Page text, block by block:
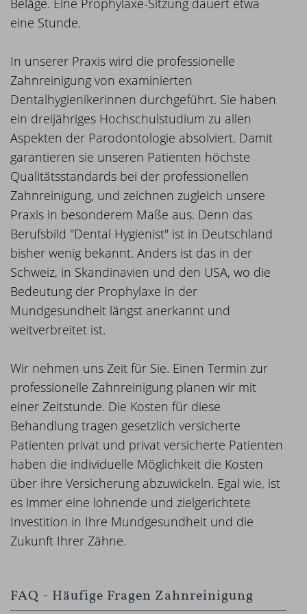
Beläge. Eine Prophylaxe-Sitzung dauert etwa
eine Stunde.
In unserer Praxis wird die professionelle
Zahnreinigung von examinierten
Dentalhygienikerinnen durchgeführt. Sie haben
ein dreijähriges Hochschulstudium zu allen
Aspekten der Parodontologie absolviert. Damit
garantieren sie unseren Patienten höchste
Qualitätsstandards bei der professionellen
Zahnreinigung, und zeichnen zugleich unsere
Praxis in besonderem Maße aus. Denn das
Berufsbild "Dental Hygienist" ist in Deutschland
bisher wenig bekannt. Anders ist das in der
Schweiz, in Skandinavien und den USA, wo die
Bedeutung der Prophylaxe in der
Mundgesundheit längst anerkannt und
weitverbreitet ist.
Wir nehmen uns Zeit für Sie. Einen Termin zur
professionelle Zahnreinigung planen wir mit
einer Zeitstunde. Die Kosten für diese
Behandlung tragen gesetzlich versicherte
Patienten privat und privat versicherte Patienten
haben die individuelle Möglichkeit die Kosten
über ihre Versicherung abzuwickeln. Egal wie, ist
es immer eine lohnende und zielgerichtete
Investition in Ihre Mundgesundheit und die
Zukunft Ihrer Zähne.
FAQ - Häufige Fragen Zahnreinigung